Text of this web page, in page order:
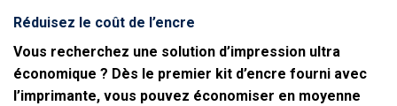
Réduisez le coût de l’encre
Vous recherchez une solution d’impression ultra
économique ? Dès le premier kit d’encre fourni avec
l’imprimante, vous pouvez économiser en moyenne